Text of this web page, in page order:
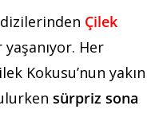
Çilek
Her
Kokusu’nun yakın
sürpriz sona